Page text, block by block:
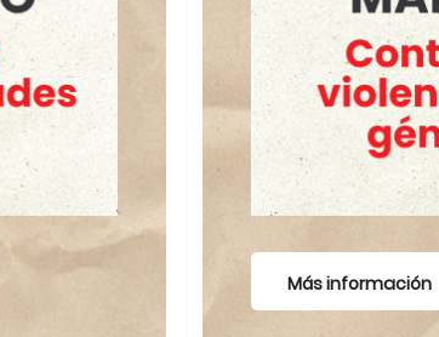
Más información